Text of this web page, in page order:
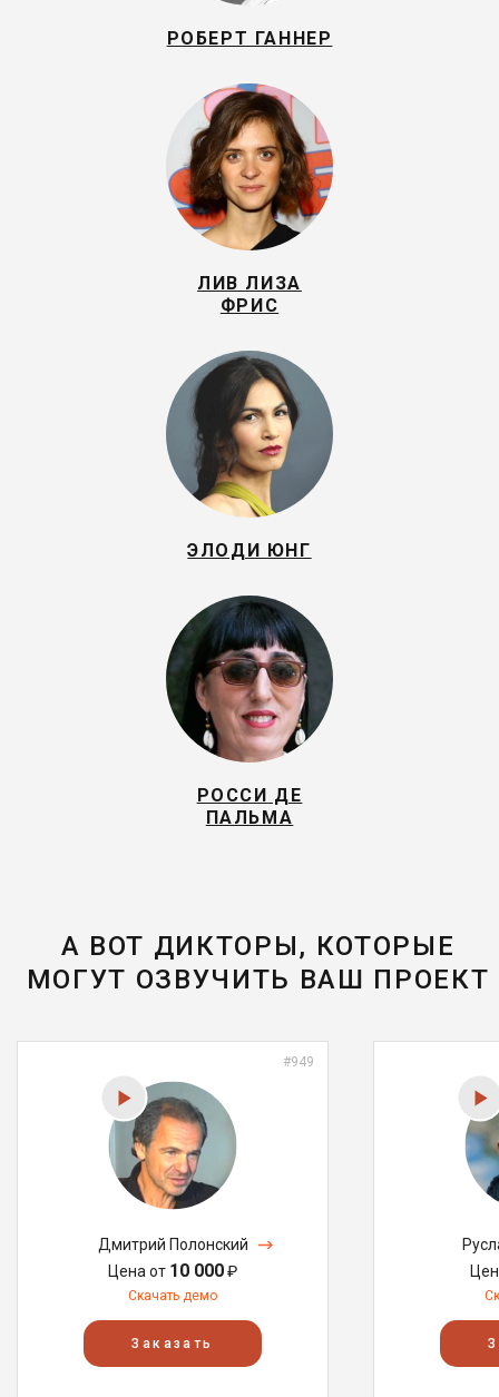
РОБЕРТ ГАННЕР
ЛИВ ЛИЗА
ФРИС
ЭЛОДИ ЮНГ
РОССИ ДЕ
ПАЛЬМА
А ВОТ ДИКТОРЫ, КОТОРЫЕ
МОГУТ ОЗВУЧИТЬ ВАШ ПРОЕКТ
#949
Дмитрий Полонский
Цена от 10 000₽
Скачать демо
Заказать